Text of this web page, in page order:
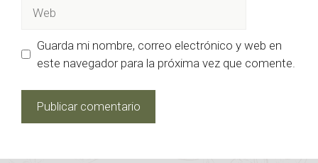
Guarda mi nombre, correo electrónico y web en
este navegador para la próxima vez que comente.